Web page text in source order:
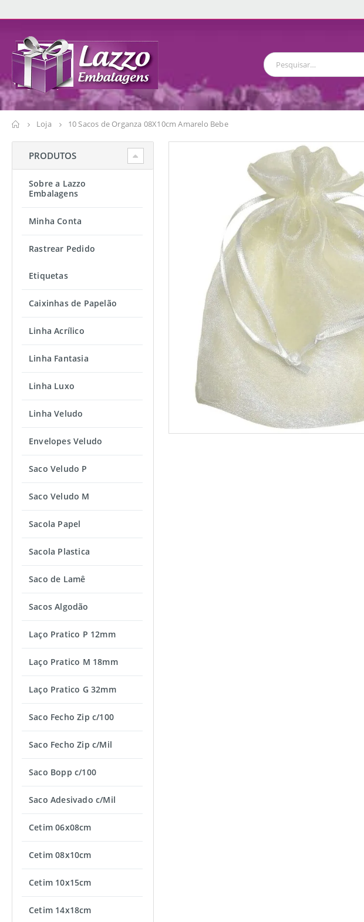
Loja 10 Sacos de Organza 08X10cm Amarelo Bebe
PRODUTOS
Sobre a Lazzo
Embalagens
Minha Conta
Rastrear Pedido
Etiquetas
Caixinhas de Papelão
Linha Acrílico
Linha Fantasia
Linha Luxo
Linha Veludo
Envelopes Veludo
Saco Veludo P
Saco Veludo M
Sacola Papel
Sacola Plastica
Saco de Lamê
Sacos Algodão
Laço Pratico P 12mm
Laço Pratico M 18mm
Laço Pratico G 32mm
Saco Fecho Zip c/100
Saco Fecho Zip c/Mil
Saco Bopp c/100
Saco Adesivado c/Mil
Cetim 06x08cm
Cetim 08x10cm
Cetim 10x15cm
Cetim 14x18cm